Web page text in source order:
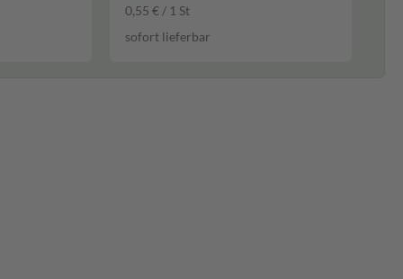
0,55 € / 1 St
sofort lieferbar